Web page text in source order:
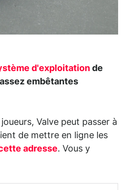
d'exploitation de
embêtantes
Valve peut passer à
de mettre en ligne les
adresse. Vous y